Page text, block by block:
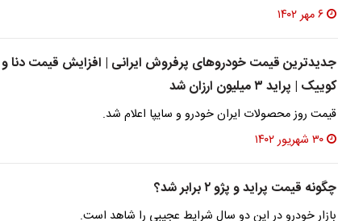
۶ مهر ۱۴۰۲
جدیدترین قیمت خودروهای پرفروش ایرانی | افزایش قیمت دنا و
کوییک | پراید ۳ میلیون ارزان شد
قیمت روز محصولات ایران خودرو و سایپا اعلام شد.
۳۰ شهریور ۱۴۰۲
چگونه قیمت پراید و پژو ۲ برابر شد؟
بازار خودرو در این دو سال شرایط عجیبی را شاهد است.